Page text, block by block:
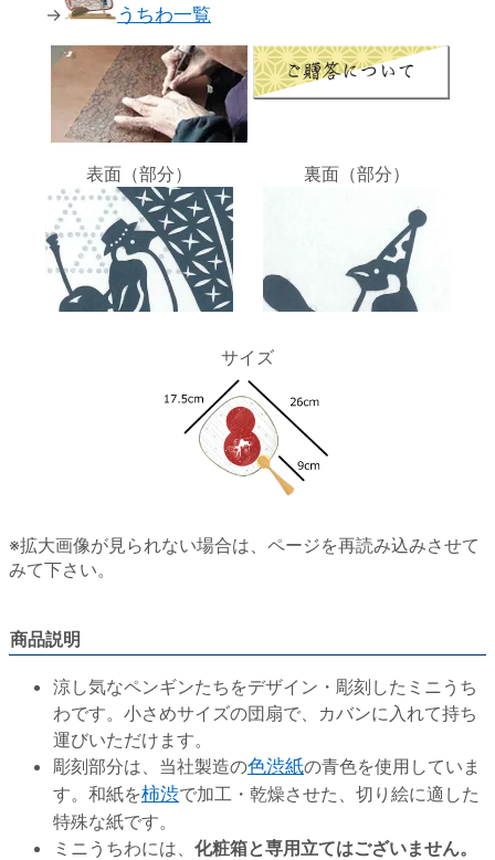
→ うちわ一覧
表面（部分） 裏面（部分）
サイズ
※拡大画像が見られない場合は、ページを再読み込みさせて
みて下さい。
商品説明
涼し気なペンギンたちをデザイン・彫刻したミニうち
わです。小さめサイズの団扇で、カバンに入れて持ち
運びいただけます。
彫刻部分は、当社製造の色渋紙の青色を使用していま
す。和紙を柿渋で加工・乾燥させた、切り絵に適した
特殊な紙です。
ミニうちわには、 化粧箱と専用立てはございません。